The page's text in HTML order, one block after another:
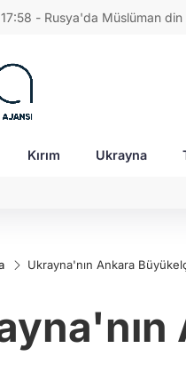
17:58 - Rusya'da Müslüman
16,2299
28,0626
Kırım Ukrayna
Ukrayna'nın Ankara